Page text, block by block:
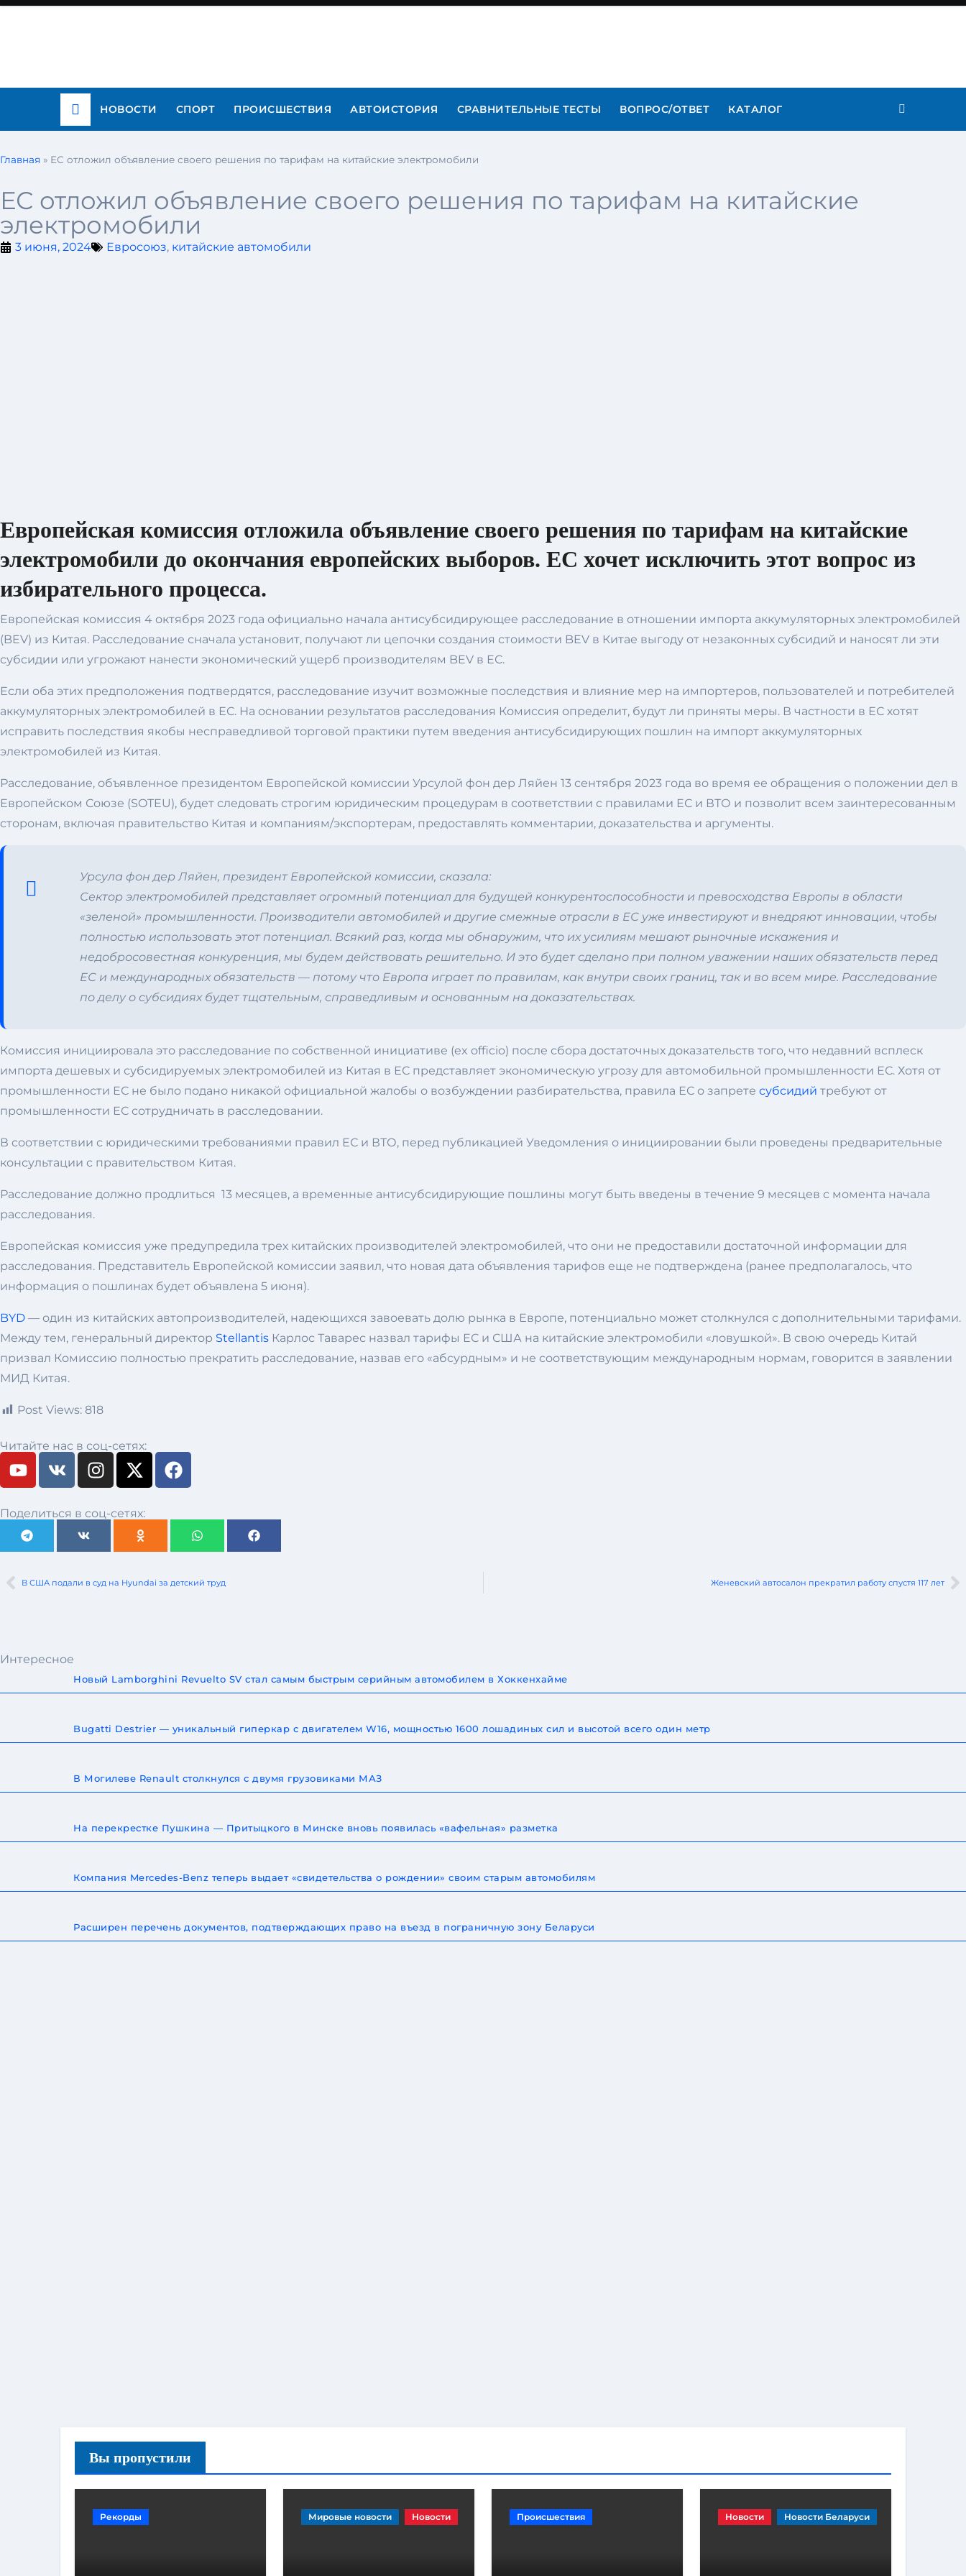
НОВОСТИ СПОРТ ПРОИСШЕСТВИЯ АВТОИСТОРИЯ СРАВНИТЕЛЬНЫЕ ТЕСТЫ ВОПРОС/ОТВЕТ КАТАЛОГ
Главная » ЕС отложил объявление своего решения по тарифам на китайские электромобили
ЕС отложил объявление своего решения по тарифам на китайские
электромобили
3 июня, 2024 Евросоюз, китайские автомобили
Европейская комиссия отложила объявление своего решения по тарифам на китайские
электромобили до окончания европейских выборов. ЕС хочет исключить этот вопрос из
избирательного процесса.
Европейская комиссия 4 октября 2023 года официально начала антисубсидирующее расследование в отношении импорта аккумуляторных электромобилей
(BEV) из Китая. Расследование сначала установит, получают ли цепочки создания стоимости BEV в Китае выгоду от незаконных субсидий и наносят ли эти
субсидии или угрожают нанести экономический ущерб производителям BEV в ЕС.
Если оба этих предположения подтвердятся, расследование изучит возможные последствия и влияние мер на импортеров, пользователей и потребителей
аккумуляторных электромобилей в ЕС. На основании результатов расследования Комиссия определит, будут ли приняты меры. В частности в ЕС хотят
исправить последствия якобы несправедливой торговой практики путем введения антисубсидирующих пошлин на импорт аккумуляторных
электромобилей из Китая.
Расследование, объявленное президентом Европейской комиссии Урсулой фон дер Ляйен 13 сентября 2023 года во время ее обращения о положении дел в
Европейском Союзе (SOTEU), будет следовать строгим юридическим процедурам в соответствии с правилами ЕС и ВТО и позволит всем заинтересованным
сторонам, включая правительство Китая и компаниям/экспортерам, предоставлять комментарии, доказательства и аргументы.
Урсула фон дер Ляйен, президент Европейской комиссии, сказала:
Сектор электромобилей представляет огромный потенциал для будущей конкурентоспособности и превосходства Европы в области
«зеленой» промышленности. Производители автомобилей и другие смежные отрасли в ЕС уже инвестируют и внедряют инновации, чтобы
полностью использовать этот потенциал. Всякий раз, когда мы обнаружим, что их усилиям мешают рыночные искажения и
недобросовестная конкуренция, мы будем действовать решительно. И это будет сделано при полном уважении наших обязательств перед
ЕС и международных обязательств — потому что Европа играет по правилам, как внутри своих границ, так и во всем мире. Расследование
по делу о субсидиях будет тщательным, справедливым и основанным на доказательствах.
Комиссия инициировала это расследование по собственной инициативе (ex officio) после сбора достаточных доказательств того, что недавний всплеск
импорта дешевых и субсидируемых электромобилей из Китая в ЕС представляет экономическую угрозу для автомобильной промышленности ЕС. Хотя от
промышленности ЕС не было подано никакой официальной жалобы о возбуждении разбирательства, правила ЕС о запрете субсидий требуют от
промышленности ЕС сотрудничать в расследовании.
В соответствии с юридическими требованиями правил ЕС и ВТО, перед публикацией Уведомления о инициировании были проведены предварительные
консультации с правительством Китая.
Расследование должно продлиться 13 месяцев, а временные антисубсидирующие пошлины могут быть введены в течение 9 месяцев с момента начала
расследования.
Европейская комиссия уже предупредила трех китайских производителей электромобилей, что они не предоставили достаточной информации для
расследования. Представитель Европейской комиссии заявил, что новая дата объявления тарифов еще не подтверждена (ранее предполагалось, что
информация о пошлинах будет объявлена 5 июня).
BYD — один из китайских автопроизводителей, надеющихся завоевать долю рынка в Европе, потенциально может столкнулся с дополнительными тарифами.
Между тем, генеральный директор Stellantis Карлос Таварес назвал тарифы ЕС и США на китайские электромобили «ловушкой». В свою очередь Китай
призвал Комиссию полностью прекратить расследование, назвав его «абсурдным» и не соответствующим международным нормам, говорится в заявлении
МИД Китая.
Post Views: 818
Читайте нас в соц-сетях:
Поделиться в соц-сетях:
В США подали в суд на Hyundai за детский труд Женевский автосалон прекратил работу спустя 117 лет
Интересное
Новый Lamborghini Revuelto SV стал самым быстрым серийным автомобилем в Хоккенхайме
Bugatti Destrier — уникальный гиперкар с двигателем W16, мощностью 1600 лошадиных сил и высотой всего один метр
В Могилеве Renault столкнулся с двумя грузовиками МАЗ
На перекрестке Пушкина — Притыцкого в Минске вновь появилась «вафельная» разметка
Компания Mercedes-Benz теперь выдает «свидетельства о рождении» своим старым автомобилям
Расширен перечень документов, подтверждающих право на въезд в пограничную зону Беларуси
Вы пропустили
Рекорды Мировые новости Новости Происшествия Новости Новости Беларуси